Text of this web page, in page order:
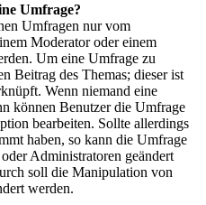
Umfrage?
Umfragen nur vom
Moderator oder einem
Um eine Umfrage zu
Beitrag des Themas; dieser ist
Wenn niemand eine
können Benutzer die Umfrage
bearbeiten. Sollte allerdings
haben, so kann die Umfrage
Administratoren geändert
soll die Manipulation von
werden.